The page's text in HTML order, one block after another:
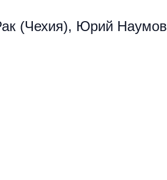
(Чехия), Юрий Наумов